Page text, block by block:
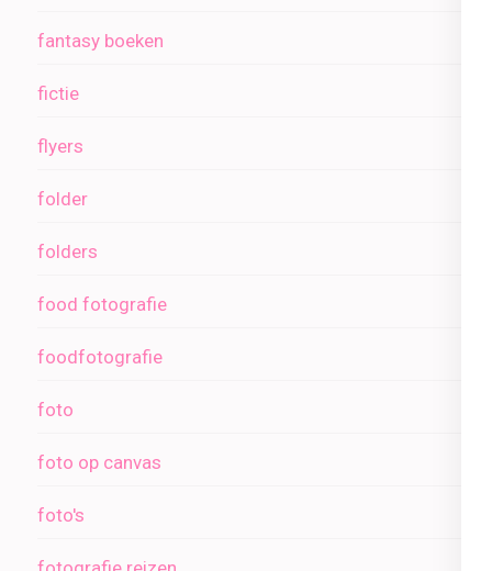
fantasy boeken
fictie
flyers
folder
folders
food fotografie
foodfotografie
foto
foto op canvas
foto's